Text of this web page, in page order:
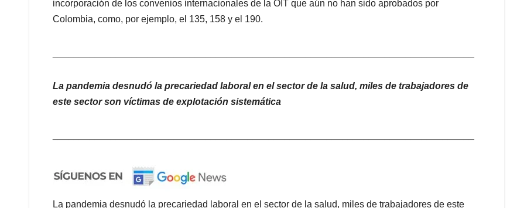
incorporación de los convenios internacionales de la OIT que aún no han sido aprobados por
Colombia, como, por ejemplo, el 135, 158 y el 190.
La pandemia desnudó la precariedad laboral en el sector de la salud, miles de trabajadores de
este sector son víctimas de explotación sistemática
La pandemia desnudó la precariedad laboral en el sector de la salud, miles de trabajadores de este